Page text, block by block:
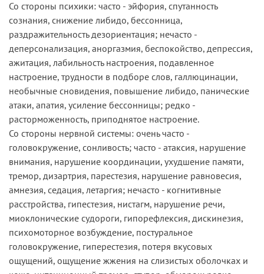
Со стороны психики: часто - эйфория, спутанность
сознания, снижение либидо, бессонница,
раздражительность дезориентация; нечасто -
деперсонализация, аноргазмия, беспокойство, депрессия,
ажитация, лабильность настроения, подавленное
настроение, трудности в подборе слов, галлюцинации,
необычные сновидения, повышение либидо, панические
атаки, апатия, усиление бессонницы; редко -
расторможенность, приподнятое настроение.
Со стороны нервной системы: очень часто -
головокружение, сонливость; часто - атаксия, нарушение
внимания, нарушение координации, ухудшение памяти,
тремор, дизартрия, парестезия, нарушение равновесия,
амнезия, седация, летаргия; нечасто - когнитивные
расстройства, гипестезия, нистагм, нарушение речи,
миоклонические судороги, гипорефлексия, дискинезия,
психомоторное возбуждение, постуральное
головокружение, гиперестезия, потеря вкусовых
ощущений, ощущение жжения на слизистых оболочках и